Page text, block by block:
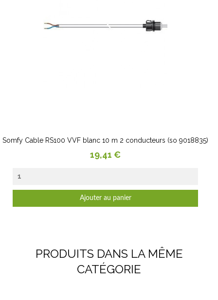
Somfy Cable RS100 VVF blanc 10 m 2 conducteurs (so 9018835)
Prix
19,41 €
Ajouter au panier
PRODUITS DANS LA MÊME
CATÉGORIE